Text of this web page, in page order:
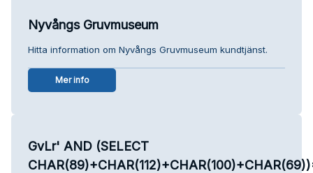
Nyvångs Gruvmuseum
Hitta information om Nyvångs Gruvmuseum kundtjänst.
Mer info
GvLr' AND (SELECT